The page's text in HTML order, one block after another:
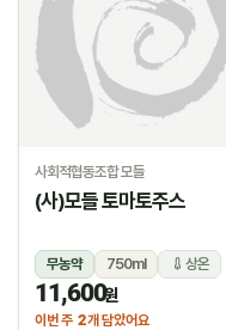
사회적협동조합 모들
(사)모들 토마토주스
무농약 750ml 상온
11,600원
이번 주 2개 담았어요